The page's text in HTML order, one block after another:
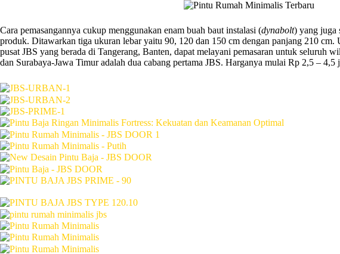
Cara pemasangannya cukup menggunakan enam buah baut instalasi (dynabolt) yang juga
produk. Ditawarkan tiga ukuran lebar yaitu 90, 120 dan 150 cm dengan panjang 210 cm.
pusat JBS yang berada di Tangerang, Banten, dapat melayani pemasaran untuk seluruh
dan Surabaya-Jawa Timur adalah dua cabang pertama JBS. Harganya mulai Rp 2,5 – 4,5